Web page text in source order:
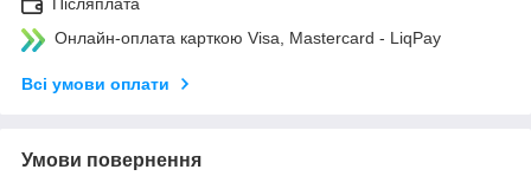
Післяплата
Онлайн-оплата карткою Visa, Mastercard - LiqPay
Всі умови оплати
Умови повернення